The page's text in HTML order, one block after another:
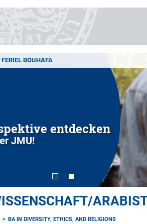
FERIEL BOUHAFA
entdecken
JMU!
BA IN DIVERSITY, ETHICS, AND RELIGIONS